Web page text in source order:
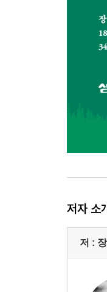
저자 소
저 :